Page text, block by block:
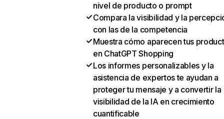
nivel de producto o prompt
Compara la visibilidad y la
con las de la competencia
Muestra cómo aparecen tus
en ChatGPT Shopping
Los informes personalizables y la
asistencia de expertos te ayudan a
proteger tu mensaje y a convertir la
visibilidad de la IA en crecimiento
cuantificable